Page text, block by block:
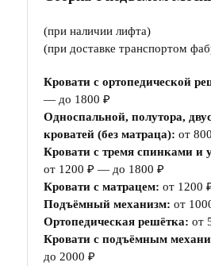
(при наличии лифта)
(при доставке транспортом
Кровати с ортопедической
— до 1800 ₽
Односпальной, полутора,
кроватей (без матраца): от
Кровати с тремя спинками и
от 1200 ₽ — до 1800 ₽
Кровати с матрацем: от 1200
Подъёмный механизм: от
Ортопедическая решётка: от
Кровати с подъёмным
до 2000 ₽